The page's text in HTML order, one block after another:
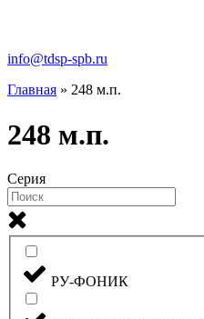
info@tdsp-spb.ru
Главная » 248 м.п.
248 м.п.
Серия
РУ-ФОНИК